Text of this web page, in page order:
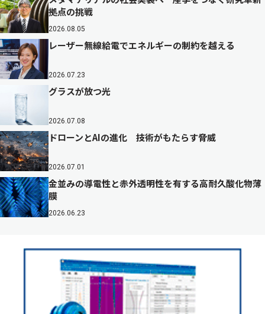
拠点の挑戦
2026.08.05
レーザー無線給電でエネルギーの制約を越える
2026.07.23
グラスが放つ光
2026.07.08
ドローンとAIの進化 技術がもたらす脅威
2026.07.01
金並みの導電性と赤外透明性を有する高耐久酸化物薄
膜
2026.06.23